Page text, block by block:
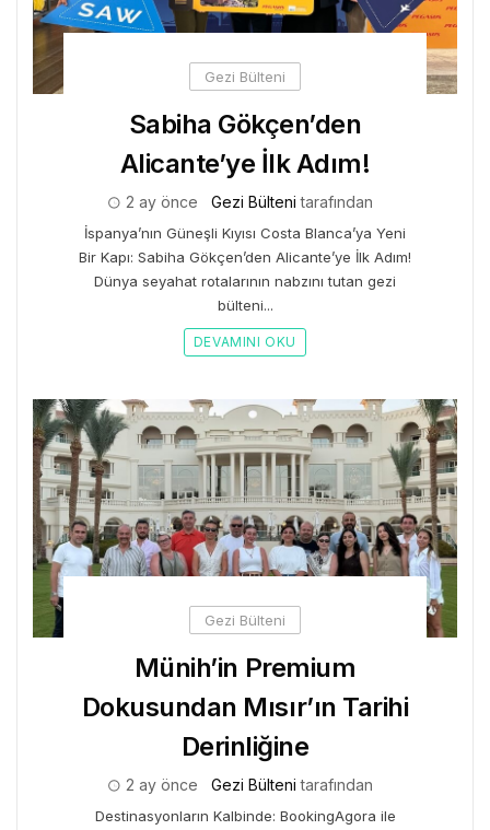
Gezi Bülteni
Sabiha Gökçen’den
Alicante’ye İlk Adım!
2 ay önce Gezi Bülteni tarafından
İspanya’nın Güneşli Kıyısı Costa Blanca’ya Yeni
Bir Kapı: Sabiha Gökçen’den Alicante’ye İlk Adım!
Dünya seyahat rotalarının nabzını tutan gezi
bülteni...
DEVAMINI OKU
Gezi Bülteni
Münih’in Premium
Dokusundan Mısır’ın Tarihi
Derinliğine
2 ay önce Gezi Bülteni tarafından
Destinasyonların Kalbinde: BookingAgora ile